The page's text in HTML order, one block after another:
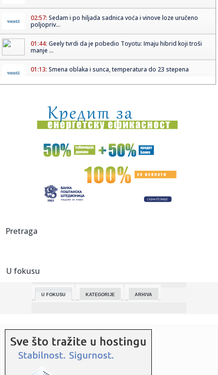
02:57: Sedam i po hiljada sadnica voća i vinove loze uručeno
poljopriv...
01:44: Geely tvrdi da je pobedio Toyotu: Imaju hibrid koji troši
manje ...
01:13: Smena oblaka i sunca, temperatura do 23 stepena
00:48:Stiže i novi Nissan Xterra
00:44:Kecmanović stao nadomak senzacije u Minhenu! Srbinu
izmakao skal...
Tramp vodi sina u Kinu: Erik uz oca na važnoj misiji!
00:15:Francuska na nogama: Političari besni zbog dolaska Kanjea
00:02:
00:02:
Ovo cvijeće uspijeva na najvećoj vrućini: Raste kao ludo i ne
23:55:Najavljen novi Nissan Skyline
Pretraga
U fokusu
U FOKUSU KATEGORIJE ARHIVA